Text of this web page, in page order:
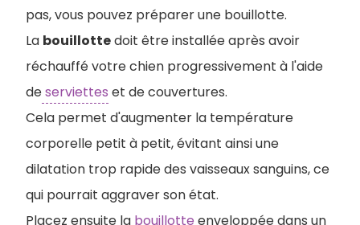
pas, vous pouvez préparer une bouillotte.
La bouillottedoit être installée après avoir
réchauffé votre chien progressivement à l'aide
deserviettes et de couvertures.
Cela permet d'augmenter la température
corporelle petit à petit, évitant ainsi une
dilatation trop rapide des vaisseaux sanguins, ce
qui pourrait aggraver son état.
Placez ensuite la bouillotte enveloppée dans un